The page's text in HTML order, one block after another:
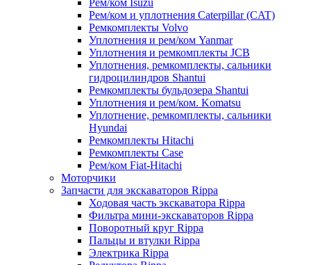
Рем/ком и уплотнения Caterpillar (CAT)
Ремкомплекты Volvo
Уплотнения и рем/ком Yanmar
Уплотнения и ремкомплекты JCB
Уплотнения, ремкомплекты, сальники
гидроцилиндров Shantui
Ремкомплекты бульдозера Shantui
Уплотнения и рем/ком. Komatsu
Уплотнение, ремкомплекты, сальники
Hyundai
Ремкомплекты Hitachi
Ремкомплекты Case
Рем/ком Fiat-Hitachi
Моторчики
Запчасти для экскаваторов Rippa
Ходовая часть экскаватора Rippa
Фильтра мини-экскаваторов Rippa
Поворотный круг Rippa
Пальцы и втулки Rippa
Электрика Rippa